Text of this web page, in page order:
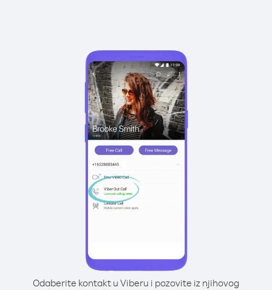
Odaberite kontakt u Viberu i pozovite iz njihovog